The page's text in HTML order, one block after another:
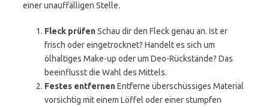
einer unauffälligen Stelle.
Fleck prüfenSchau dir den Fleck genau an. Ist er
frisch oder eingetrocknet? Handelt es sich um
ölhaltiges Make-up oder um Deo-Rückstände? Das
beeinflusst die Wahl des Mittels.
Festes entfernenEntferne überschüssiges Material
vorsichtig mit einem Löffel oder einer stumpfen